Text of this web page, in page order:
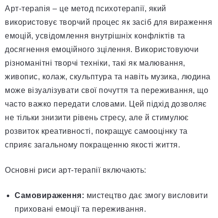
Арт-терапія – це метод психотерапії, який
використовує творчий процес як засіб для вираження
емоцій, усвідомлення внутрішніх конфліктів та
досягнення емоційного зцілення. Використовуючи
різноманітні творчі техніки, такі як малювання,
живопис, колаж, скульптура та навіть музика, людина
може візуалізувати свої почуття та переживання, що
часто важко передати словами. Цей підхід дозволяє
не тільки знизити рівень стресу, але й стимулює
розвиток креативності, покращує самооцінку та
сприяє загальному покращенню якості життя.
Основні риси арт-терапії включають:
Самовираження: мистецтво дає змогу висловити
приховані емоції та переживання.